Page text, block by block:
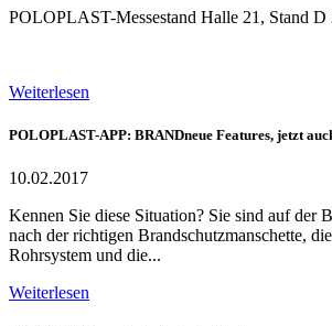
POLOPLAST-Messestand Halle 21, Stand D
Weiterlesen
POLOPLAST-APP: BRANDneue Features, jetzt
10.02.2017
Kennen Sie diese Situation? Sie sind auf der
nach der richtigen Brandschutzmanschette,
Rohrsystem und die...
Weiterlesen